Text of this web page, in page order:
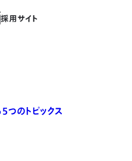
つのトピックス